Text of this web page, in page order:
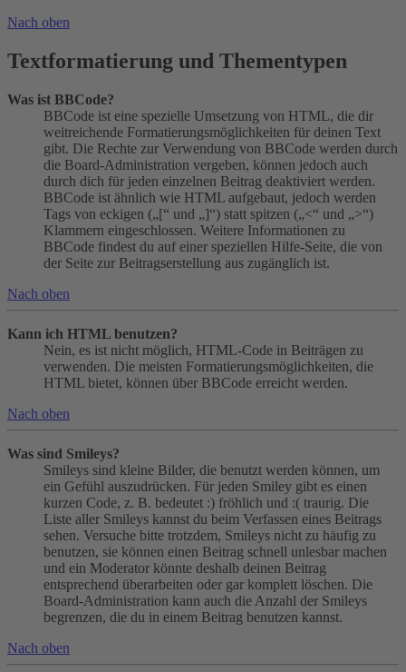
Nach oben
Textformatierung und Thementypen
Was ist BBCode?
BBCode ist eine spezielle Umsetzung von HTML, die dir
weitreichende Formatierungsmöglichkeiten für deinen Text
gibt. Die Rechte zur Verwendung von BBCode werden durch
die Board-Administration vergeben, können jedoch auch
durch dich für jeden einzelnen Beitrag deaktiviert werden.
BBCode ist ähnlich wie HTML aufgebaut, jedoch werden
Tags von eckigen („[“ und „]“) statt spitzen („<“ und „>“)
Klammern eingeschlossen. Weitere Informationen zu
BBCode findest du auf einer speziellen Hilfe-Seite, die von
der Seite zur Beitragserstellung aus zugänglich ist.
Nach oben
Kann ich HTML benutzen?
Nein, es ist nicht möglich, HTML-Code in Beiträgen zu
verwenden. Die meisten Formatierungsmöglichkeiten, die
HTML bietet, können über BBCode erreicht werden.
Nach oben
Was sind Smileys?
Smileys sind kleine Bilder, die benutzt werden können, um
ein Gefühl auszudrücken. Für jeden Smiley gibt es einen
kurzen Code, z. B. bedeutet :) fröhlich und :( traurig. Die
Liste aller Smileys kannst du beim Verfassen eines Beitrags
sehen. Versuche bitte trotzdem, Smileys nicht zu häufig zu
benutzen, sie können einen Beitrag schnell unlesbar machen
und ein Moderator könnte deshalb deinen Beitrag
entsprechend überarbeiten oder gar komplett löschen. Die
Board-Administration kann auch die Anzahl der Smileys
begrenzen, die du in einem Beitrag benutzen kannst.
Nach oben